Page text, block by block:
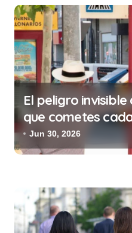
r
a
d
a
s
El peligro
que cometes
trabajo (y la
costar la vida)
Jun 30, 2026